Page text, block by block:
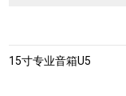
15寸专业音箱U5